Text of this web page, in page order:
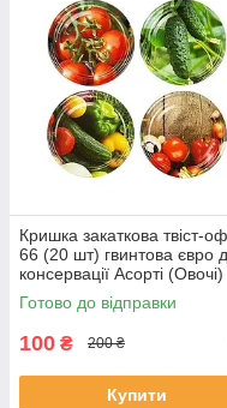
Кришка закаткова твіст-
66 (20 шт) гвинтова євро
консервації Асорті (Овочі)
Панночка
Готово до відправки
100 ₴ 200 ₴
Купити